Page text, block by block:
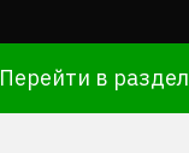
Перейти в раздел